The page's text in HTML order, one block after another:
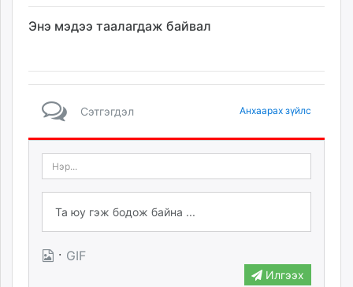
tvmongolia.mn
unegui.mn
toim.mn
unread.today
Энэ мэдээ таалагдаж байвал
Сэтгэгдэл Анхаарах зүйлс
· GIF
Илгээх